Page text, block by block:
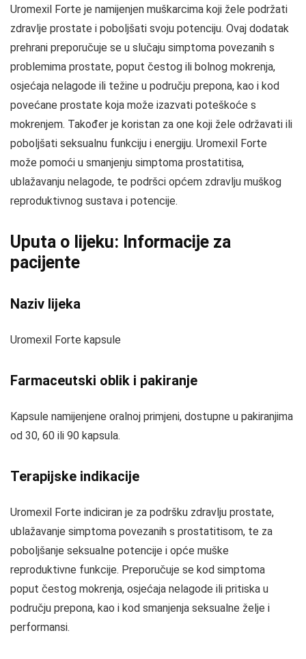
Uromexil Forte je namijenjen muškarcima koji žele podržati
zdravlje prostate i poboljšati svoju potenciju. Ovaj dodatak
prehrani preporučuje se u slučaju simptoma povezanih s
problemima prostate, poput čestog ili bolnog mokrenja,
osjećaja nelagode ili težine u području prepona, kao i kod
povećane prostate koja može izazvati poteškoće s
mokrenjem. Također je koristan za one koji žele održavati ili
poboljšati seksualnu funkciju i energiju. Uromexil Forte
može pomoći u smanjenju simptoma prostatitisa,
ublažavanju nelagode, te podršci općem zdravlju muškog
reproduktivnog sustava i potencije.
Uputa o lijeku: Informacije za
pacijente
Naziv lijeka
Uromexil Forte kapsule
Farmaceutski oblik i pakiranje
Kapsule namijenjene oralnoj primjeni, dostupne u pakiranjima
od 30, 60 ili 90 kapsula.
Terapijske indikacije
Uromexil Forte indiciran je za podršku zdravlju prostate,
ublažavanje simptoma povezanih s prostatitisom, te za
poboljšanje seksualne potencije i opće muške
reproduktivne funkcije. Preporučuje se kod simptoma
poput čestog mokrenja, osjećaja nelagode ili pritiska u
području prepona, kao i kod smanjenja seksualne želje i
performansi.